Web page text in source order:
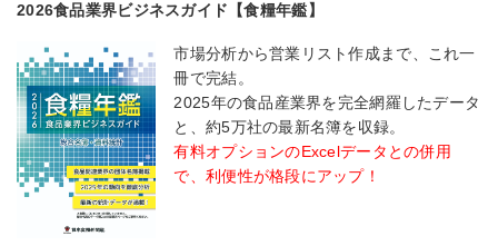
2026食品業界ビジネスガイド【食糧年鑑】
市場分析から営業リスト作成まで、これ一
冊で完結。
2025年の食品産業界を完全網羅したデータ
と、約5万社の最新名簿を収録。
有料オプションのExcelデータとの併用
で、利便性が格段にアップ！